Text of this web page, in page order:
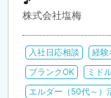
株式会社塩梅
入社日応相談 経験
ブランクOK
ミド
エルダー（50代～）